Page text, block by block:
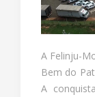
A Felinju-
Bem do
A